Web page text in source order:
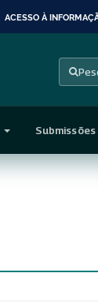
ACESSO À
Submissões